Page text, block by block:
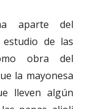
aparte del
de las
obra del
la mayonesa
lleven algún